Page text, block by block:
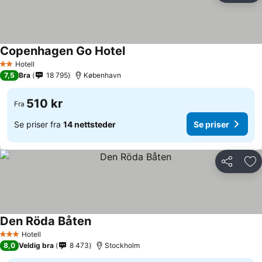
2 Stjerner
Hotell
Copenhagen Go Hotel
7,5 Bra 18 795 København
Fra 510 kr
Se priser fra 14 nettsteder Se priser
Del
3 StjernerHotell
Den Röda Båten
8,0 Veldig bra 8 473 Stockholm